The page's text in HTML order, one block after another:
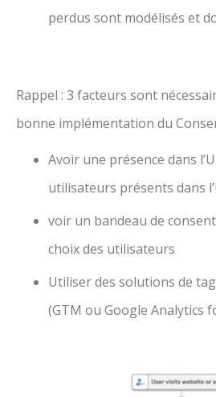
perdus sont modélisés et
Rappel : 3 facteurs sont
bonne implémentation du
Avoir une présence dans
utilisateurs présents dans
voir un bandeau de
choix des utilisateurs
Utiliser des solutions de
(GTM ou Google Analytics